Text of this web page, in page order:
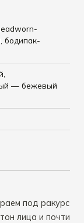
бодипак-
— бежевый
под ракурс
лица и почти